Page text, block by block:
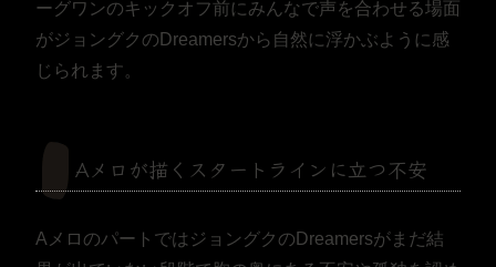
ーグワンのキックオフ前にみんなで声を合わせる場面
がジョングクのDreamersから自然に浮かぶように感
じられます。
Aメロが描くスタートラインに立つ不安
AメロのパートではジョングクのDreamersがまだ結